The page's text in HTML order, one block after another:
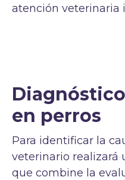
atención veterinaria
en perros
Para identificar la
veterinario realizará
que combine la